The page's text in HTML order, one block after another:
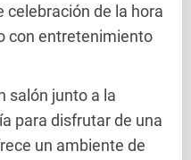
celebración de la hora
con entretenimiento
salón junto a la
para disfrutar de una
un ambiente de